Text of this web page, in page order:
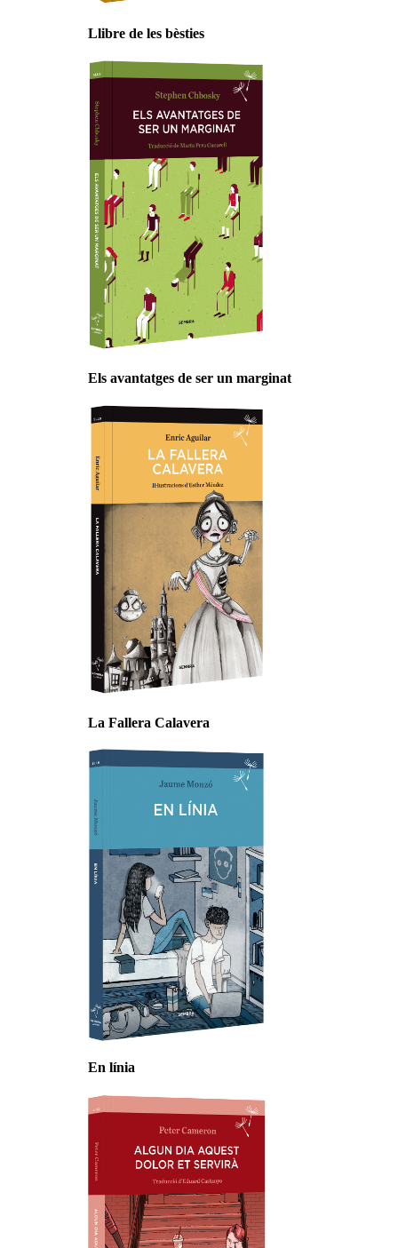
Llibre de les bèsties
Els avantatges de ser un marginat
La Fallera Calavera
En línia